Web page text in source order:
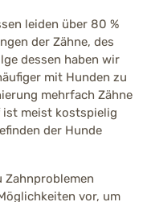
leiden über 80 %
der Zähne, des
dessen haben wir
mit Hunden zu
mehrfach Zähne
ist meist kostspielig
der Hunde
Zahnproblemen
vor, um